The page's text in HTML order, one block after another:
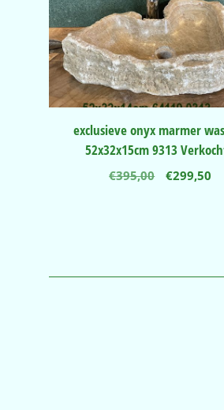
exclusieve onyx marmer
52x32x15cm 9313
€395,00 €299,50